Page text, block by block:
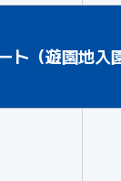
ト（遊園地入